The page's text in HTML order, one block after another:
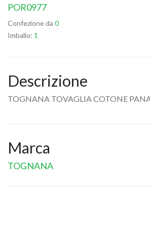
POR0977
Confezione da 0
Imballo: 1
Descrizione
TOGNANA TOVAGLIA COTONE
Marca
TOGNANA